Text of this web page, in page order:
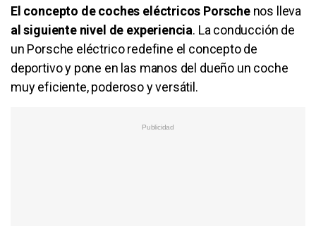
El concepto de coches eléctricos Porsche nos lleva
al siguiente nivel de experiencia. La conducción de
un Porsche eléctrico redefine el concepto de
deportivo y pone en las manos del dueño un coche
muy eficiente, poderoso y versátil.